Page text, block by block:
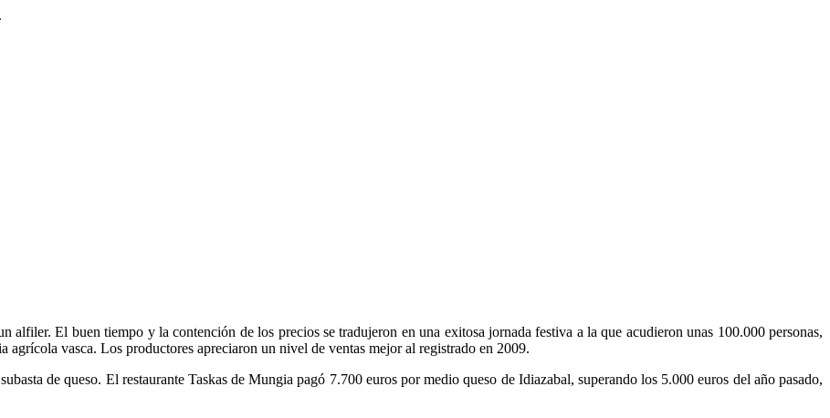
El buen tiempo y la contención de los precios se tradujeron en una exitosa jornada festiva a la que acudieron unas 100.000 personas,
vasca. Los productores apreciaron un nivel de ventas mejor al registrado en 2009.
de queso. El restaurante Taskas de Mungia pagó 7.700 euros por medio queso de Idiazabal, superando los 5.000 euros del año pasado,